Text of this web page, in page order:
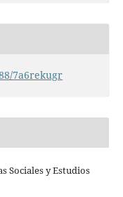
7a6rekugr
Sociales y Estudios